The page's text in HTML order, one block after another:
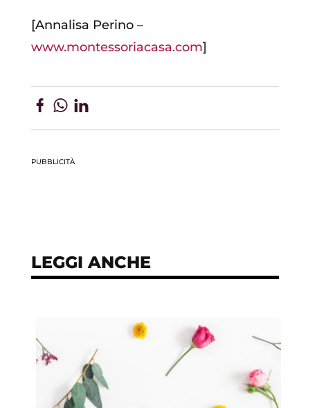
[Annalisa Perino –
www.montessoriacasa.com]
PUBBLICITÀ
LEGGI ANCHE